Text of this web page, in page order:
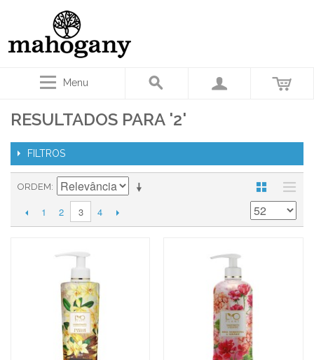
Menu
RESULTADOS PARA '2'
FILTROS
ORDEM
1 2 3 4